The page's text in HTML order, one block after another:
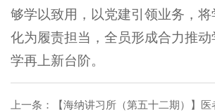
够学以致用，以党建引领业务，
化为履责担当，全员形成合力推
学再上新台阶。
上一条：
【海纳讲习所（第五十二期）】